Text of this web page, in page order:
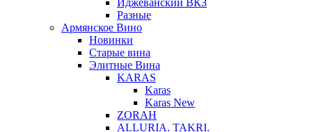
Иджеванский ВКЗ
Разные
Армянское Вино
Новинки
Старые вина
Элитные Вина
KARAS
Karas
Karas New
ZORAH
ALLURIA. TAKRI.